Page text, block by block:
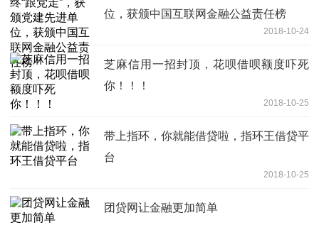
位，获颁中国互联网金融公益责任榜
2018-10-24
芝麻信用一招封顶，花呗借呗额度吓死
你！！！
2018-10-25
带上指环，你就能借贷啦，指环王借贷平
台
2018-10-25
团贷网让金融更加简单